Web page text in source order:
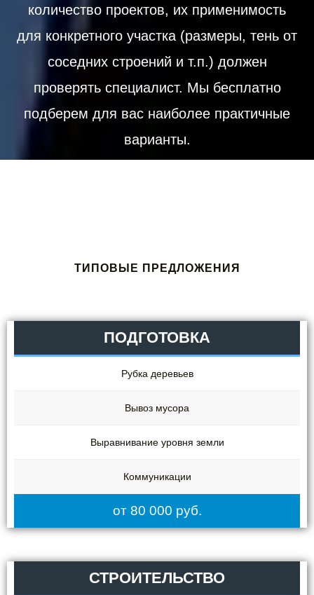
количество проектов, их применимость
для конкретного участка (размеры, тень от
соседних строений и т.п.) должен
проверять специалист. Мы бесплатно
подберем для вас наиболее практичные
варианты.
ТИПОВЫЕ ПРЕДЛОЖЕНИЯ
ПОДГОТОВКА
Рубка деревьев
Вывоз мусора
Выравнивание уровня земли
Коммуникации
от 80 000 руб.
СТРОИТЕЛЬСТВО